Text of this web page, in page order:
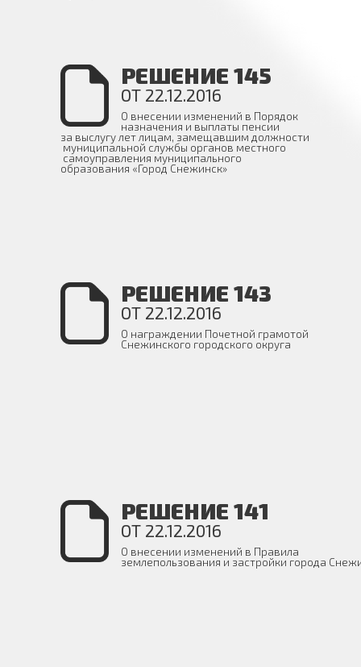
РЕШЕНИЕ 145
ОТ 22.12.2016
О внесении изменений в Порядок
назначения и выплаты пенсии
за выслугу лет лицам, замещавшим должности
муниципальной службы органов местного
самоуправления муниципального
образования «Город Снежинск»
РЕШЕНИЕ 143
ОТ 22.12.2016
О награждении Почетной грамотой
Снежинского городского округа
РЕШЕНИЕ 141
ОТ 22.12.2016
О внесении изменений в Правила
землепользования и застройки города